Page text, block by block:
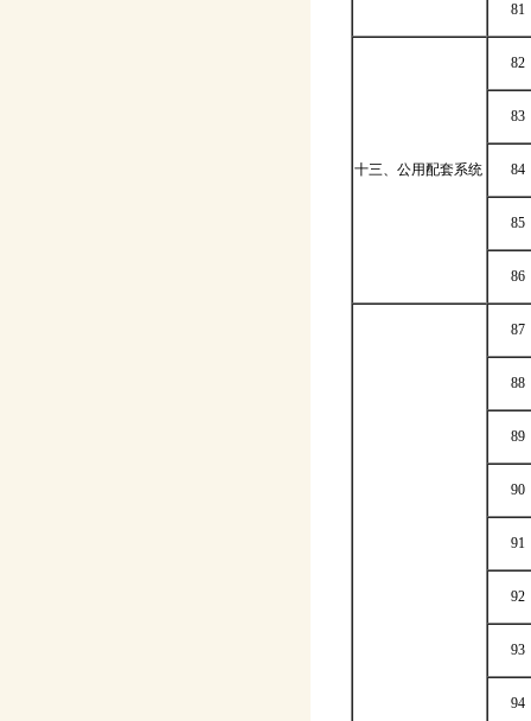
81
十三、公用配套系统
82
83
84
85
86
87
88
89
90
91
92
93
94